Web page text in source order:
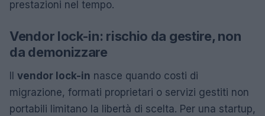
prestazioni nel tempo.
Vendor lock-in: rischio da gestire, non
da demonizzare
vendor lock-in nasce quando costi di
migrazione, formati proprietari o servizi gestiti non
portabili limitano la libertà di scelta. Per una startup,